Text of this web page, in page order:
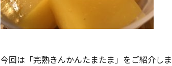
今回は「完熟きんかんたまたま」をご紹介しま